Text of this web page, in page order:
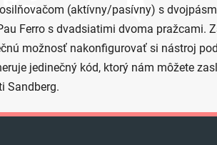
(aktívny/pasívny) s
Ferro s dvadsiatimi dvoma pražcami.
možnosť nakonfigurovať si nástroj
jedinečný kód, ktorý nám môžete
Sandberg.